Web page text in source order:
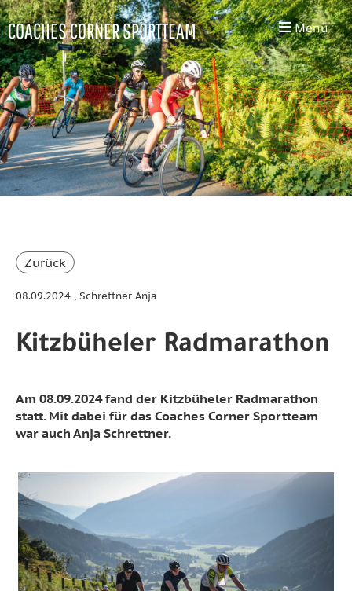
COACHES CORNER SPORTTEAM Menü
Zurück
08.09.2024 , Schrettner Anja
Kitzbüheler Radmarathon
Am 08.09.2024 fand der Kitzbüheler Radmarathon
statt. Mit dabei für das Coaches Corner Sportteam
war auch Anja Schrettner.